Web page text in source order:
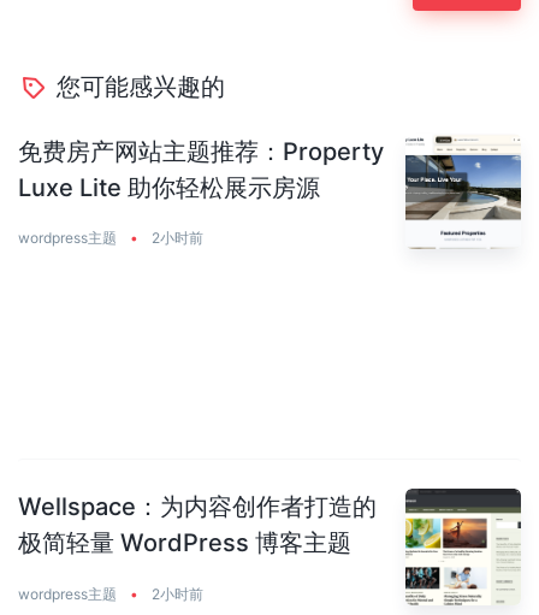
您可能感兴趣的
免费房产网站主题推荐：Property
Luxe Lite 助你轻松展示房源
wordpress主题 • 2小时前
Wellspace：为内容创作者打造的
极简轻量 WordPress 博客主题
wordpress主题 • 2小时前